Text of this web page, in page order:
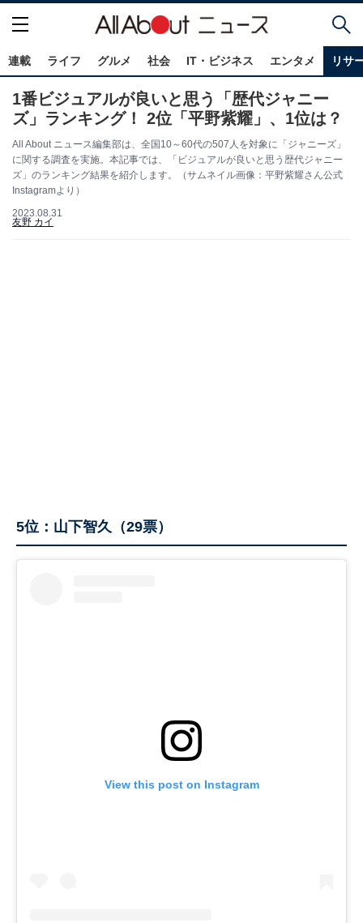
連載 ライフ グルメ 社会 IT・ビジネス エンタメ リサ
1番ビジュアルが良いと思う「歴代ジャニー
ズ」ランキング！ 2位「平野紫耀」、1位は？
All About ニュース編集部は、全国10～60代の507人を対象に「ジャニーズ」
に関する調査を実施。本記事では、「ビジュアルが良いと思う歴代ジャニー
ズ」のランキング結果を紹介します。（サムネイル画像：平野紫耀さん公式
Instagramより）
2023.08.31
友野 カイ
5位：山下智久（29票）
View this post on Instagram